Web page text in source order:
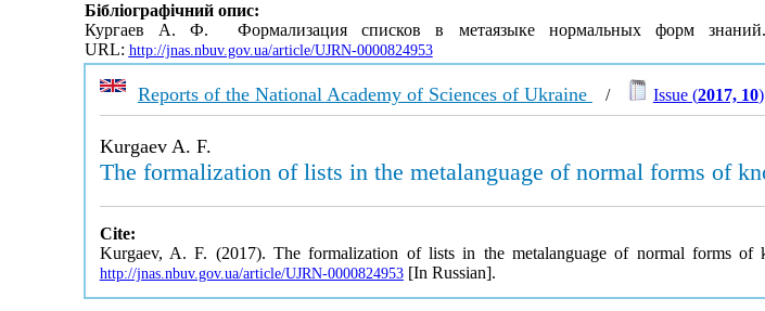
Бібліографічний опис:
Кургаев А. Ф. Формализация списков в метаязыке нормальных форм
URL: http://jnas.nbuv.gov.ua/article/UJRN-0000824953
Reports of the National Academy of Sciences of Ukraine / Issue (2017, 10)
Kurgaev A. F.
The formalization of lists in the metalanguage of normal forms of
Cite:
Kurgaev, A. F. (2017). The formalization of lists in the metalanguage of normal forms of
http://jnas.nbuv.gov.ua/article/UJRN-0000824953[In Russian].